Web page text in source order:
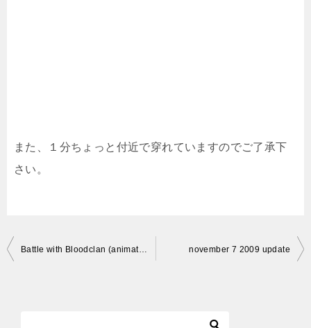
また、１分ちょっと付近で穿れていますのでご了承下
さい。
投
Battle with Bloodclan (animation) november 7 2009 update